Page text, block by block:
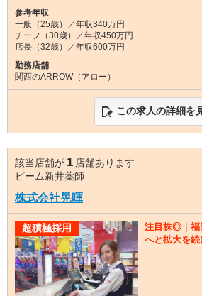
参考年収
一般（25歳）／年収340万円
チーフ（30歳）／年収450万円
店長（32歳）／年収600万円
勤務店舗
関西のARROW（アロー）
この求人の詳細を
該当店舗が 1 店舗あります
ビーム新井薬師
株式会社晃暉
超積極採用
注目株◎｜福
へと拡大を